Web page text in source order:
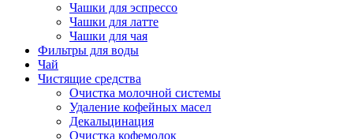
Чашки для эспрессо
Чашки для латте
Чашки для чая
Фильтры для воды
Чай
Чистящие средства
Очистка молочной системы
Удаление кофейных масел
Декальцинация
Очистка кофемолок